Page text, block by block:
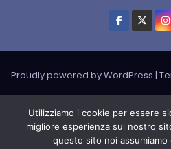
Proudly powered by WordPress |
LIVE RADIO
Utilizziamo i cookie per essere
migliore esperienza sul nostro
questo sito noi